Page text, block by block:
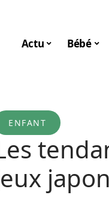
Actu Bébé
ENFANT